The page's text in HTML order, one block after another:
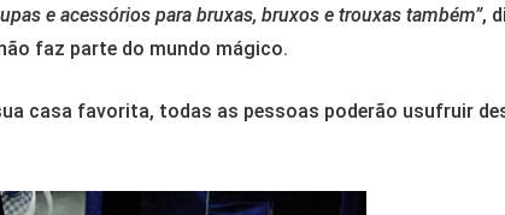
e acessórios para bruxas, bruxos e trouxas também”,
faz parte do mundo mágico.
casa favorita, todas as pessoas poderão usufruir